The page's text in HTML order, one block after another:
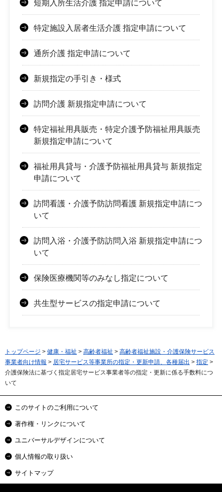
短期入所生活介護 指定申請について
特定施設入居者生活介護 指定申請について
通所介護 指定申請について
新規指定の手引き・様式
訪問介護 新規指定申請について
特定福祉用具販売・特定介護予防福祉用具販売
新規指定申請について
福祉用具貸与・介護予防福祉用具貸与 新規指定
申請について
訪問看護・介護予防訪問看護 新規指定申請につ
いて
訪問入浴・介護予防訪問入浴 新規指定申請につ
いて
保険医療機関等のみなし指定について
共生型サービスの指定申請について
トップページ > 健康・福祉 > 高齢者福祉 > 高齢者福祉施設・介護保険サービス
事業者向け情報 > 居宅サービス等事業所の指定・更新申請、各種届出 > 指定 >
介護保険法に基づく指定居宅サービス事業者等の指定・更新に係る手数料につ
いて
このサイトのご利用について
著作権・リンクについて
ユニバーサルデザインについて
個人情報の取り扱い
サイトマップ